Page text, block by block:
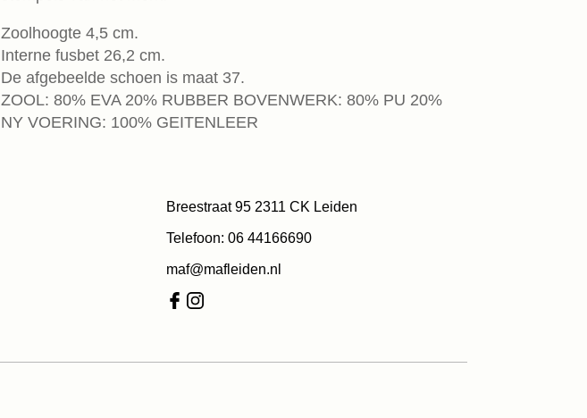
Zoolhoogte 4,5 cm.
Interne fusbet 26,2 cm.
De afgebeelde schoen is maat 37.
ZOOL: 80% EVA 20% RUBBER BOVENWERK: 80% PU 20%
NY VOERING: 100% GEITENLEER
Breestraat 95 2311 CK Leiden
Telefoon: 06 44166690
maf@mafleiden.nl